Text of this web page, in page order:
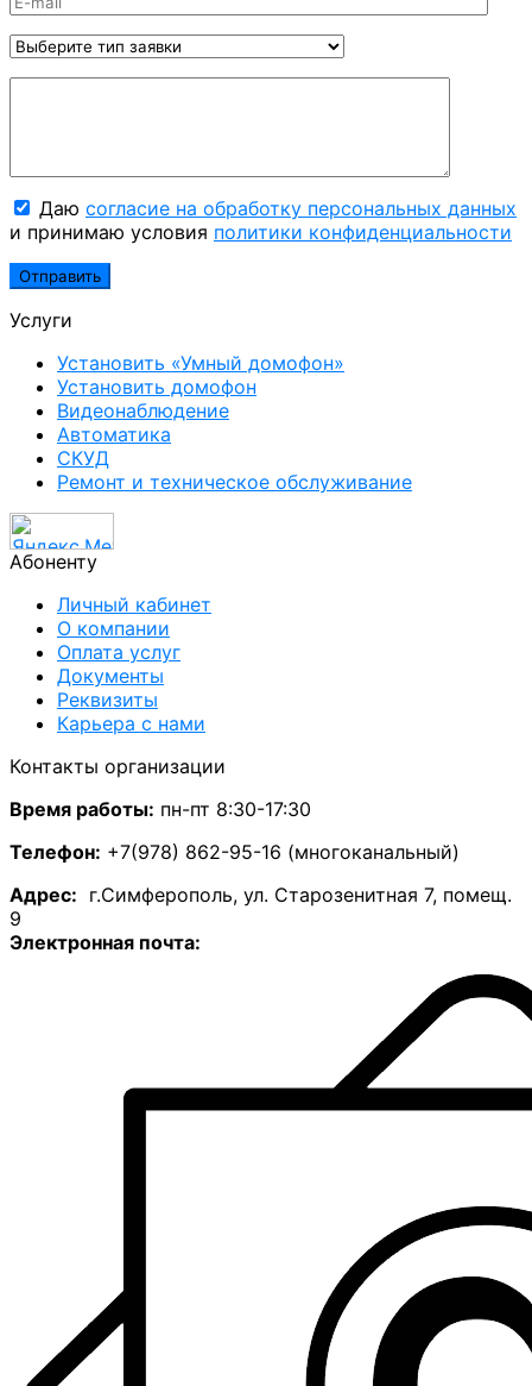
Даю согласие на обработку персональных данных
и принимаю условия политики конфиденциальности
Услуги
Установить «Умный домофон»
Установить домофон
Видеонаблюдение
Автоматика
СКУД
Ремонт и техническое обслуживание
Абоненту
Личный кабинет
О компании
Оплата услуг
Документы
Реквизиты
Карьера с нами
Контакты организации
Время работы: пн-пт 8:30-17:30
Телефон: +7(978) 862-95-16 (многоканальный)
Адрес: г.Симферополь, ул. Старозенитная 7, помещ.
9
Электронная почта: